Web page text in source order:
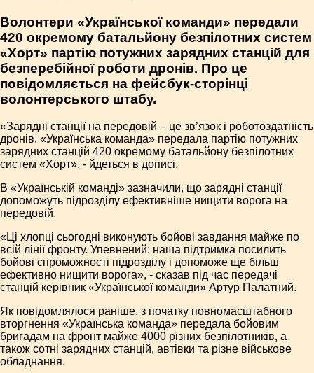
Волонтери «Української команди» передали
420 окремому батальйону безпілотних систем
«Хорт» партію потужних зарядних станцій для
безперебійної роботи дронів. Про це
повідомляється на фейсбук-сторінці
волонтерського штабу.
«Зарядні станції на передовій – це зв’язок і роботоздатність
дронів. «Українська команда» передала партію потужних
зарядних станцій 420 окремому батальйону безпілотних
систем «Хорт», - йдеться в дописі.
В «Українській команді» зазначили, що зарядні станції
допоможуть підрозділу ефективніше нищити ворога на
передовій.
«Ці хлопці сьогодні виконують бойові завдання майже по
всій лінії фронту. Упевнений: наша підтримка посилить
бойові спроможності підрозділу і допоможе ще більш
ефективно нищити ворога», - сказав під час передачі
станцій керівник «Української команди» Артур Палатний.
Як повідомлялося раніше, з початку повномасштабного
вторгнення «Українська команда» передала бойовим
бригадам на фронт майже 4000 різних безпілотників, а
також сотні зарядних станцій, автівки та різне військове
обладнання.